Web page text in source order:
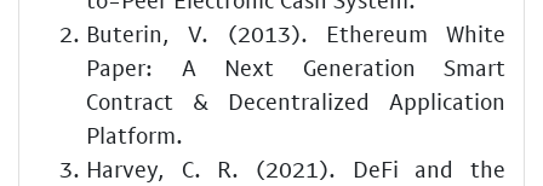
Buterin, V. (2013). Ethereum White
Paper: A Next Generation Smart
Contract & Decentralized Application
Platform.
Harvey, C. R. (2021). DeFi and the